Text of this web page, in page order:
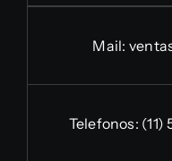
Mail:
Telefonos: